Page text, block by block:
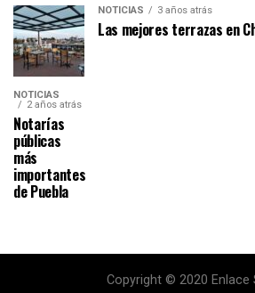
NOTICIAS 3 años atrás
Las mejores terrazas en
NOTICIAS
2 años atrás
Notarías
públicas
más
importantes
de Puebla
Copyright © 2020 Enlace